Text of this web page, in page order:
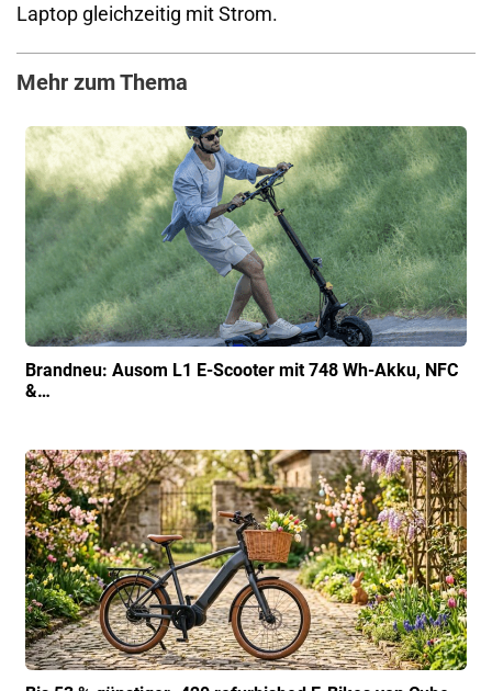
Laptop gleichzeitig mit Strom.
Mehr zum Thema
Brandneu: Ausom L1 E-Scooter mit 748 Wh-Akku, NFC
&…